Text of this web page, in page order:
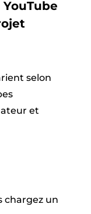
selon
et
chargez un